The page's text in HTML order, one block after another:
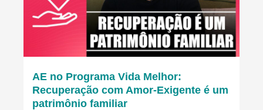
AE no Programa Vida Melhor:
Recuperação com Amor-Exigente é um
patrimônio familiar